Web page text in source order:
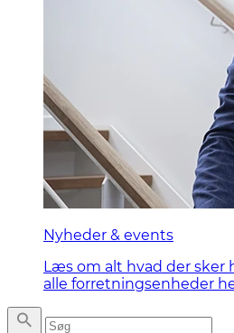
Nyheder & events
Læs om alt hvad der sker
alle forretningsenheder